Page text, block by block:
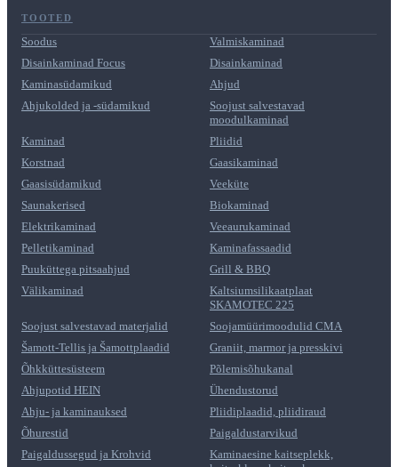
TOOTED
Soodus
Valmiskaminad
Disainkaminad Focus
Disainkaminad
Kaminasüdamikud
Ahjud
Ahjukolded ja -südamikud
Soojust salvestavad
moodulkaminad
Kaminad
Pliidid
Korstnad
Gaasikaminad
Gaasisüdamikud
Veeküte
Saunakerised
Biokaminad
Elektrikaminad
Veeaurukaminad
Pelletikaminad
Kaminafassaadid
Puuküttega pitsaahjud
Grill & BBQ
Välikaminad
Kaltsiumsilikaatplaat
SKAMOTEC 225
Soojust salvestavad materjalid
Soojamüürimoodulid CMA
Šamott-Tellis ja Šamottplaadid
Graniit, marmor ja presskivi
Õhkküttesüsteem
Põlemisõhukanal
Ahjupotid HEIN
Ühendustorud
Ahju- ja kaminauksed
Pliidiplaadid, pliidiraud
Õhurestid
Paigaldustarvikud
Paigaldussegud ja Krohvid
Kaminaesine kaitseplekk,